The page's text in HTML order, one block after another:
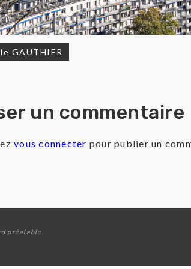
GAUTHIER
un commentaire
vous connecter pour publier un
préalable